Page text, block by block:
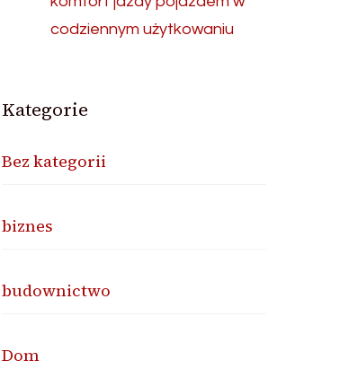
codziennym użytkowaniu
Kategorie
Bez kategorii
biznes
budownictwo
Dom